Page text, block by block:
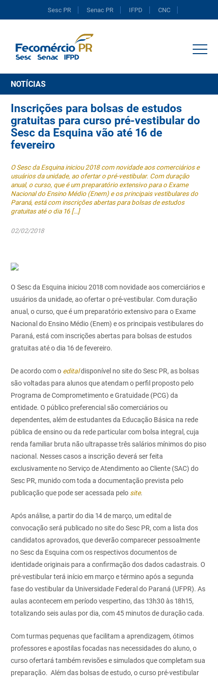
Sesc PR Senac PR IFPD CNC
NOTÍCIAS
Inscrições para bolsas de estudos
gratuitas para curso pré-vestibular do
Sesc da Esquina vão até 16 de
fevereiro
O Sesc da Esquina iniciou 2018 com novidade aos comerciários e
usuários da unidade, ao ofertar o pré-vestibular. Com duração
anual, o curso, que é um preparatório extensivo para o Exame
Nacional do Ensino Médio (Enem) e os principais vestibulares do
Paraná, está com inscrições abertas para bolsas de estudos
gratuitas até o dia 16 […]
02/02/2018
O Sesc da Esquina iniciou 2018 com novidade aos comerciários e
usuários da unidade, ao ofertar o pré-vestibular. Com duração
anual, o curso, que é um preparatório extensivo para o Exame
Nacional do Ensino Médio (Enem) e os principais vestibulares do
Paraná, está com inscrições abertas para bolsas de estudos
gratuitas até o dia 16 de fevereiro.
De acordo com o editaldisponível no site do Sesc PR, as bolsas
são voltadas para alunos que atendam o perfil proposto pelo
Programa de Comprometimento e Gratuidade (PCG) da
entidade. O público preferencial são comerciários ou
dependentes, além de estudantes da Educação Básica na rede
pública de ensino ou da rede particular com bolsa integral, cuja
renda familiar bruta não ultrapasse três salários mínimos do piso
nacional. Nesses casos a inscrição deverá ser feita
exclusivamente no Serviço de Atendimento ao Cliente (SAC) do
Sesc PR, munido com toda a documentação prevista pelo
publicação que pode ser acessada pelo site.
Após análise, a partir do dia 14 de março, um edital de
convocação será publicado no site do Sesc PR, com a lista dos
candidatos aprovados, que deverão comparecer pessoalmente
no Sesc da Esquina com os respectivos documentos de
identidade originais para a confirmação dos dados cadastrais. O
pré-vestibular terá início em março e término após a segunda
fase do vestibular da Universidade Federal do Paraná (UFPR). As
aulas acontecem em período vespertino, das 13h30 às 18h15,
totalizando seis aulas por dia, com 45 minutos de duração cada.
Com turmas pequenas que facilitam a aprendizagem, ótimos
professores e apostilas focadas nas necessidades do aluno, o
curso ofertará também revisões e simulados que completam sua
preparação. Além das bolsas de estudo, o curso pré-vestibular